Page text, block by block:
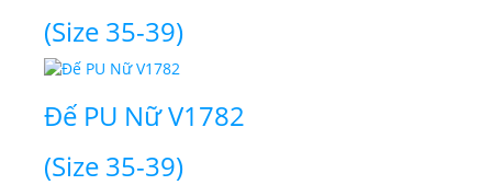
(Size 35-39)
Đế PU Nữ V1782
(Size 35-39)